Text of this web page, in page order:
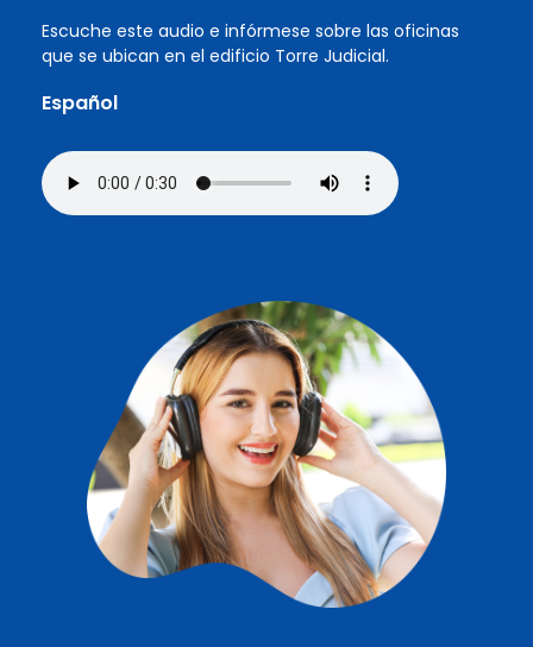
Escuche este audio e infórmese sobre las oficinas
que se ubican en el edificio Torre Judicial.
Español